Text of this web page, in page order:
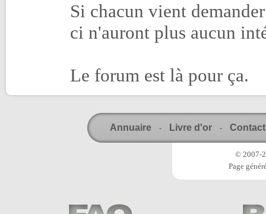
Si chacun vient
ci n'auront plus aucun
Le forum est là pour ça.
Annuaire - Livre d'or - Contact
© 2007-
Page